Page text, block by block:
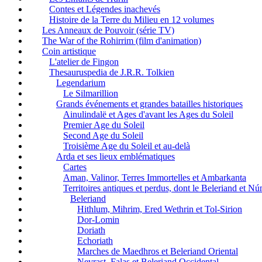
Contes et Légendes inachevés
Histoire de la Terre du Milieu en 12 volumes
Les Anneaux de Pouvoir (série TV)
The War of the Rohirrim (film d'animation)
Coin artistique
L'atelier de Fingon
Thesauruspedia de J.R.R. Tolkien
Legendarium
Le Silmarillion
Grands événements et grandes batailles historiques
Ainulindalë et Ages d'avant les Ages du Soleil
Premier Age du Soleil
Second Age du Soleil
Troisième Age du Soleil et au-delà
Arda et ses lieux emblématiques
Cartes
Aman, Valinor, Terres Immortelles et Ambarkanta
Territoires antiques et perdus, dont le Beleriand et
Beleriand
Hithlum, Mihrim, Ered Wethrin et Tol-Sirion
Dor-Lomin
Doriath
Echoriath
Marches de Maedhros et Beleriand Oriental